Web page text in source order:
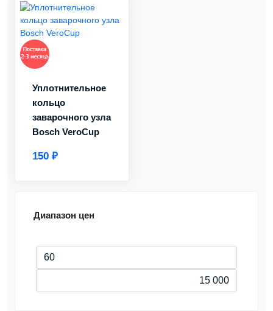
Уплотнительное
кольцо
заварочного узла
Bosch VeroCup
150 ₽
Диапазон цен